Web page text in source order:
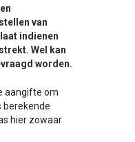
van
indienen
Wel kan
worden.
aangifte om
berekende
hier zowaar